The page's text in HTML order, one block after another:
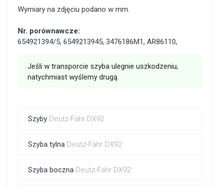
Szyby Deutz-Fahr DX92
Szyba tylna Deutz-Fahr DX92
Szyba boczna Deutz-Fahr DX92
Wymiary na zdjęciu podano w mm.
Nr. porównawcze:
654921394/5, 6549213945, 3476186M1, AR86110,
Jeśli w transporcie szyba ulegnie uszkodzeniu,
natychmiast wyślemy drugą.